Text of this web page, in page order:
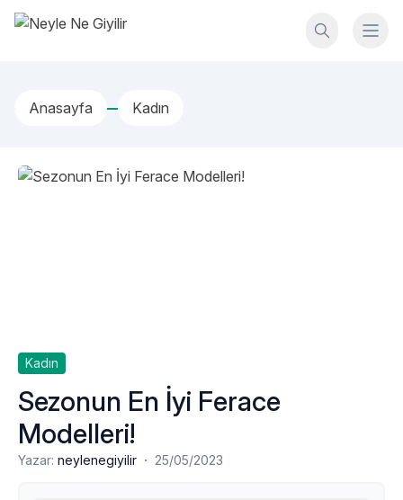
İçeriğe geç
Neyle Ne Giyilir
Anasayfa Kadın
Kadın
Sezonun En İyi Ferace
Modelleri!
Yazar: neylenegiyilir · 25/05/2023